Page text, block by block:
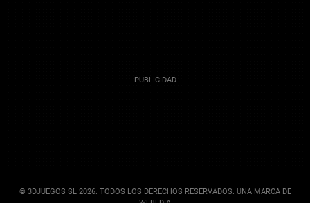
© 3DJUEGOS SL 2026. TODOS LOS DERECHOS RESERVADOS. UNA MARCA DE